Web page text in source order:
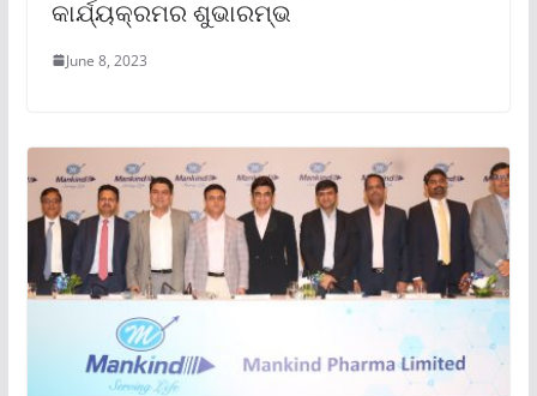
କାର୍ଯ୍ୟକ୍ରମର ଶୁଭାରମ୍ଭ
June 8, 2023